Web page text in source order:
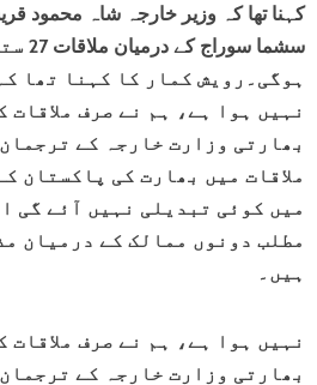
کہنا تھا کہ وزیر خارجہ شاہ محمود
سشما
ہوگی۔رویش کمار کا کہنا تھا
نہیں ہوا ہے، ہم نے صرف ملاقات
بھارتی وزارت خارجہ کے
ملاقات میں بھارت کی پاکستان
میں کوئی تبدیلی نہیں آئے گی
مطلب دونوں ممالک کے درمیان
ہیں۔
نہیں ہوا ہے، ہم نے صرف ملاقات
بھارتی وزارت خارجہ کے